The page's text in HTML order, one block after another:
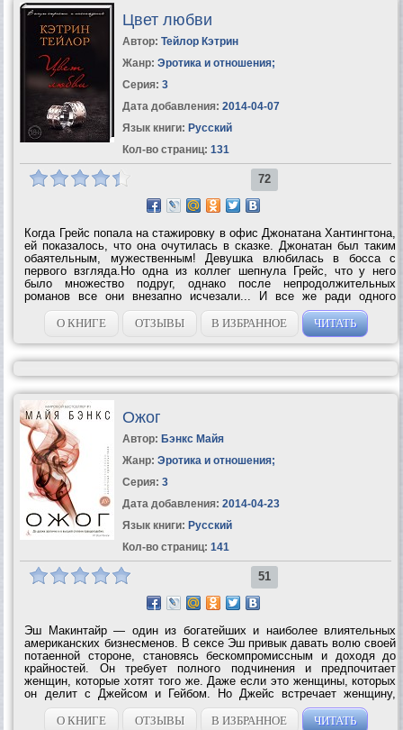
Цвет любви
Автор: Тейлор Кэтрин
Жанр: Эротика и отношения;
Серия: 3
Дата добавления: 2014-04-07
Язык книги: Русский
Кол-во страниц: 131
72
Когда Грейс попала на стажировку в офис Джонатана Хантингтона,
ей показалось, что она очутилась в сказке. Джонатан был таким
обаятельным, мужественным! Девушка влюбилась в босса с
первого взгляда.Но одна из коллег шепнула Грейс, что у него
было множество подруг, однако после непродолжительных
романов все они внезапно исчезали... И все же ради одного
страстного взгляда шефа Грейс готова на все.И вот наконец она
привлекла его внимание....
О КНИГЕ ОТЗЫВЫ В ИЗБРАННОЕ ЧИТАТЬ
Ожог
Автор: Бэнкс Майя
Жанр: Эротика и отношения;
Серия: 3
Дата добавления: 2014-04-23
Язык книги: Русский
Кол-во страниц: 141
51
Эш Макинтайр — один из богатейших и наиболее влиятельных
американских бизнесменов. В сексе Эш привык давать волю своей
потаенной стороне, становясь бескомпромиссным и доходя до
крайностей. Он требует полного подчинения и предпочитает
женщин, которые хотят того же. Даже если это женщины, которых
он делит с Джейсом и Гейбом. Но Джейс встречает женщину,
которую он категорически не хочет делить ни с кем. А Гейб
недавно женился и...
О КНИГЕ ОТЗЫВЫ В ИЗБРАННОЕ ЧИТАТЬ